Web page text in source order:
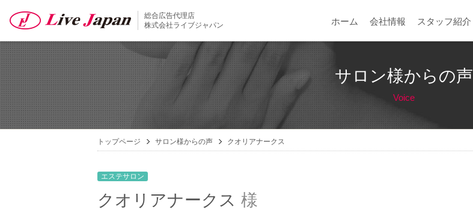
総合広告代理店
株式会社ライブジャパン
ホーム 会社情報 スタッフ紹介
サロン様からの声
Voice
トップページ サロン様からの声 クオリアナークス
エステサロン
クオリアナークス 様